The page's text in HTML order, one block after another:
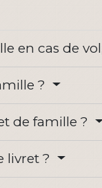
en cas de
?
de famille ?
livret ?